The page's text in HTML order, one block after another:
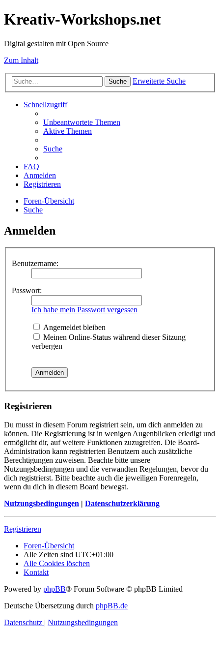
Kreativ-Workshops.net
Digital gestalten mit Open Source
Zum Inhalt
Suche Erweiterte Suche
Schnellzugriff
Unbeantwortete Themen
Aktive Themen
Suche
FAQ
Anmelden
Registrieren
Foren-Übersicht
Suche
Anmelden
Benutzername:
Passwort:
Ich habe mein Passwort vergessen
Angemeldet bleiben
Meinen Online-Status während dieser Sitzung
verbergen
Registrieren
Du musst in diesem Forum registriert sein, um dich anmelden zu
können. Die Registrierung ist in wenigen Augenblicken erledigt und
ermöglicht dir, auf weitere Funktionen zuzugreifen. Die Board-
Administration kann registrierten Benutzern auch zusätzliche
Berechtigungen zuweisen. Beachte bitte unsere
Nutzungsbedingungen und die verwandten Regelungen, bevor du
dich registrierst. Bitte beachte auch die jeweiligen Forenregeln,
wenn du dich in diesem Board bewegst.
Nutzungsbedingungen | Datenschutzerklärung
Registrieren
Foren-Übersicht
Alle Zeiten sind UTC+01:00
Alle Cookies löschen
Kontakt
Powered by phpBB® Forum Software © phpBB Limited
Deutsche Übersetzung durch phpBB.de
Datenschutz | Nutzungsbedingungen